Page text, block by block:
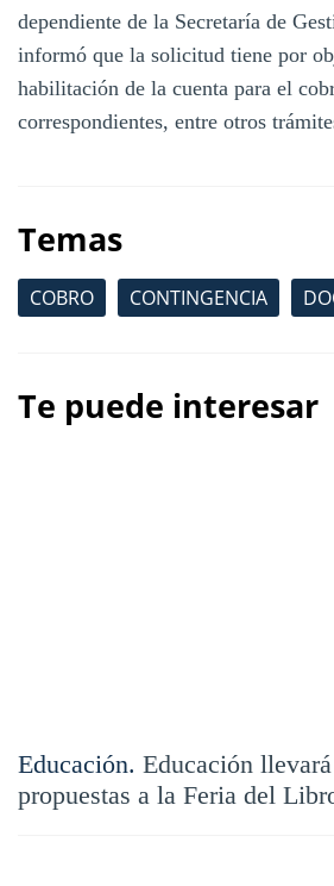
dependiente de la Secretaría de
informó que la solicitud tiene por
habilitación de la cuenta para el
correspondientes, entre otros
Temas
COBRO CONTINGENCIA
Te puede interesar
Educación. Educación
propuestas a la Feria del